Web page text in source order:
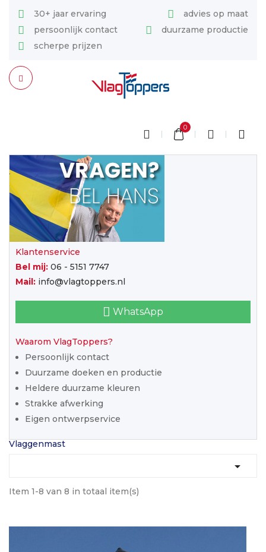
30+ jaar ervaring
advies op maat
persoonlijk contact
duurzame productie
scherpe prijzen
0
Klantenservice
Bel mij: 06 - 5151 7747
Mail: info@vlagtoppers.nl
WhatsApp
Waarom VlagToppers?
Persoonlijk contact
Duurzame doeken en productie
Heldere duurzame kleuren
Strakke afwerking
Eigen ontwerpservice
Vlaggenmast

Item 1-8 van 8 in totaal item(s)